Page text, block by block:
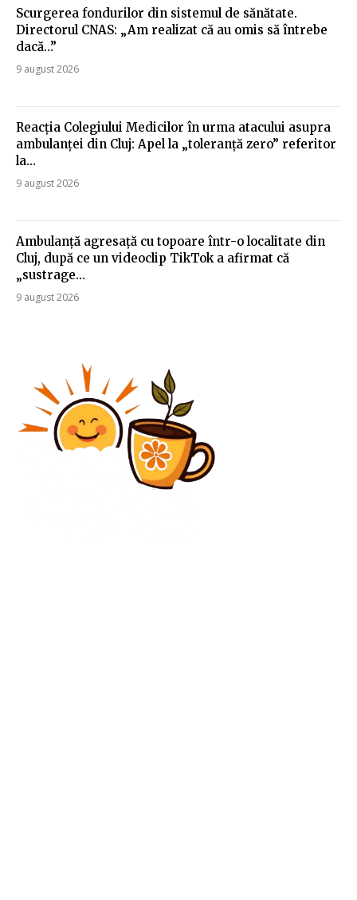
Scurgerea fondurilor din sistemul de sănătate.
Directorul CNAS: „Am realizat că au omis să întrebe
dacă…”
9 august 2026
Reacția Colegiului Medicilor în urma atacului asupra
ambulanței din Cluj: Apel la „toleranță zero” referitor
la…
9 august 2026
Ambulanță agresață cu topoare într-o localitate din
Cluj, după ce un videoclip TikTok a afirmat că
„sustrage…
9 august 2026